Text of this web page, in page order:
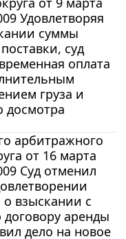
Удовлетворяя
суммы
суд
оплата
груза и
досмотра
арбитражного
от 16 марта
Суд отменил
взыскании с
аренды
дело на новое